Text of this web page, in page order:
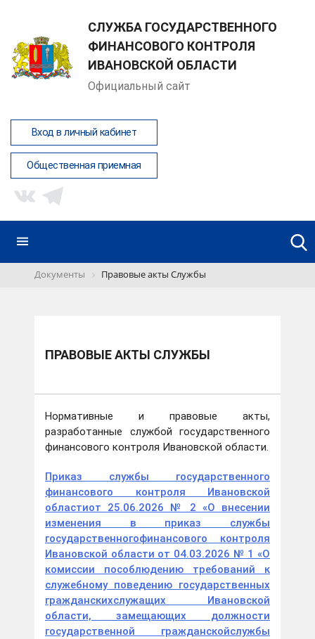
СЛУЖБА ГОСУДАРСТВЕННОГО
ФИНАНСОВОГО КОНТРОЛЯ
ИВАНОВСКОЙ ОБЛАСТИ
Официальный сайт
Вход в личный кабинет
Общественная приемная
Документы Правовые акты Службы
ПРАВОВЫЕ АКТЫ СЛУЖБЫ
Нормативные и правовые акты,
разработанные службой государственного
финансового контроля Ивановской области.
Приказ службы государственного
финансового контроля Ивановской
областиот 25.06.2026 № 2 «О внесении
изменения в приказ службы
государственногофинансового контроля
Ивановской области от 04.03.2026 № 1 «О
комиссии пособлюдению требований к
служебному поведению государственных
гражданскихслужащих Ивановской
области, замещающих должности
государственной гражданскойслужбы